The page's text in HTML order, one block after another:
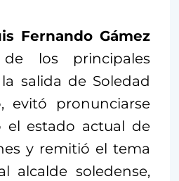
Fernando Gámez
los principales
salida de Soledad
evitó pronunciarse
el estado actual de
y remitió el tema
alcalde soledense,